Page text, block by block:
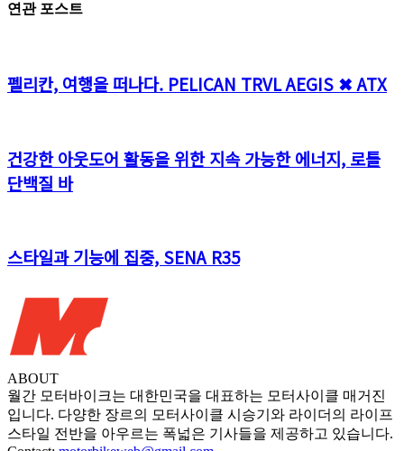
연관 포스트
펠리칸, 여행을 떠나다. PELICAN TRVL AEGIS ✖ ATX
건강한 아웃도어 활동을 위한 지속 가능한 에너지, 로틀
단백질 바
스타일과 기능에 집중, SENA R35
ABOUT
월간 모터바이크는 대한민국을 대표하는 모터사이클 매거진
입니다. 다양한 장르의 모터사이클 시승기와 라이더의 라이프
스타일 전반을 아우르는 폭넓은 기사들을 제공하고 있습니다.